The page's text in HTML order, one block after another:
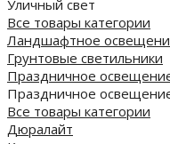
Уличный свет
Все товары категории
Ландшафтное
Грунтовые светильники
Праздничное
Праздничное
Все товары категории
Дюралайт